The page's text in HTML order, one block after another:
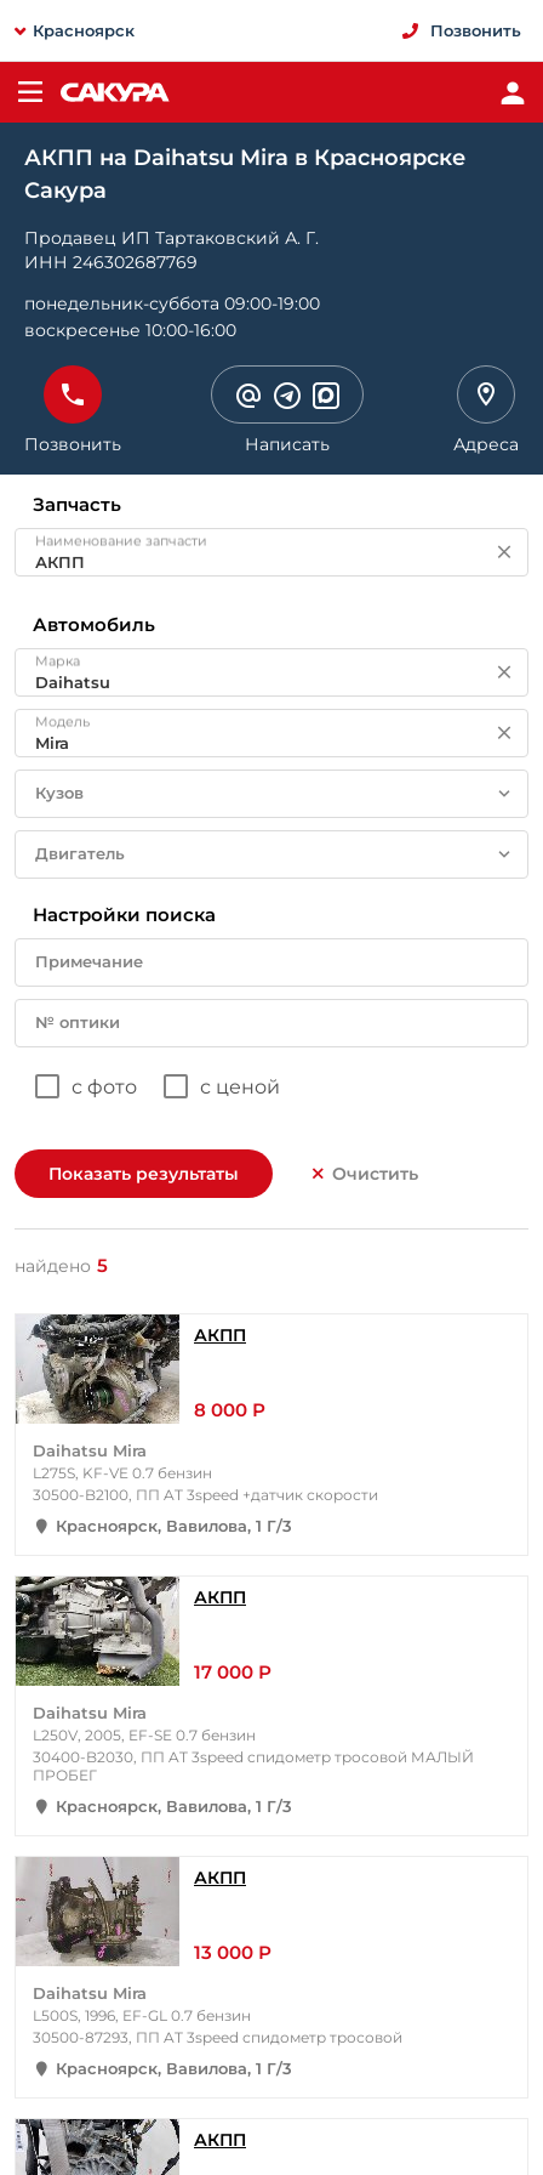
Красноярск Позвонить
АКПП на Daihatsu Mira в Красноярске
Сакура
Продавец ИП Тартаковский А. Г.
ИНН 246302687769
понедельник-суббота 09:00-19:00
воскресенье 10:00-16:00
Позвонить Написать Адреса
Запчасть
Наименование запчасти
Автомобиль
Марка
Модель
Кузов
Двигатель
Настройки поиска
Примечание
№ оптики
с фото с ценой
Показать результаты Очистить
найдено 5
АКПП
8 000 Р
Daihatsu Mira
L275S, KF-VE 0.7 бензин
30500-B2100, ПП AT 3speed +датчик скорости
Красноярск, Вавилова, 1 Г/3
АКПП
17 000 Р
Daihatsu Mira
L250V, 2005, EF-SE 0.7 бензин
30400-B2030, ПП AT 3speed спидометр тросовой МАЛЫЙ
ПРОБЕГ
Красноярск, Вавилова, 1 Г/3
АКПП
13 000 Р
Daihatsu Mira
L500S, 1996, EF-GL 0.7 бензин
30500-87293, ПП AT 3speed спидометр тросовой
Красноярск, Вавилова, 1 Г/3
АКПП